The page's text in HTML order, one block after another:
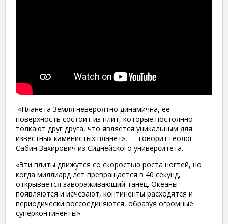
«Планета Земля невероятно динамична, ее
поверхность состоит из плит, которые постоянно
толкают друг друга, что является уникальным для
известных каменистых планет», — говорит геолог
Сабин Захирович из Сиднейского университета.
«Эти плиты движутся со скоростью роста ногтей, но
когда миллиард лет превращается в 40 секунд,
открывается завораживающий танец. Океаны
появляются и исчезают, континенты расходятся и
периодически воссоединяются, образуя огромные
суперконтиненты».